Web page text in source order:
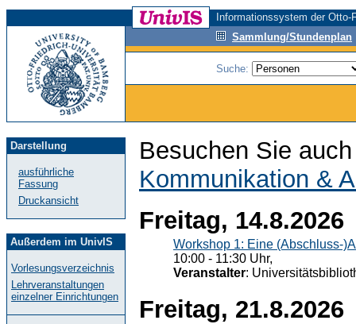
Informationssystem der
Sammlung/Stundenplan
Suche:
Darstellung
ausführliche
Fassung
Druckansicht
Außerdem im UnivIS
Vorlesungsverzeichnis
Lehrveranstaltungen
einzelner Einrichtungen
Besuchen Sie
Kommunikation &
Freitag, 14.8.2026
Workshop 1: Eine (Abschluss-
10:00 - 11:30 Uhr,
Veranstalter:
Freitag, 21.8.2026